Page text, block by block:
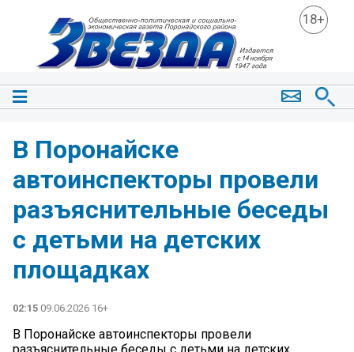
18+
В Поронайске
автоинспекторы провели
разъяснительные беседы
с детьми на детских
площадках
02:15 09.06.2026 16+
В Поронайске автоинспекторы провели